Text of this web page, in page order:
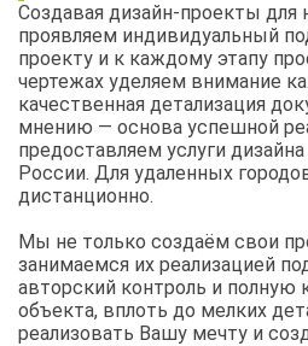
Создавая дизайн-проекты для
проявляем индивидуальный
проекту и к каждому этапу
чертежах уделяем внимание
качественная детализация
мнению — основа успешной
предоставляем услуги
России. Для удаленных
дистанционно.
Мы не только создаём свои
занимаемся их реализацией
авторский контроль и полную
объекта, вплоть до мелких
реализовать Вашу мечту и